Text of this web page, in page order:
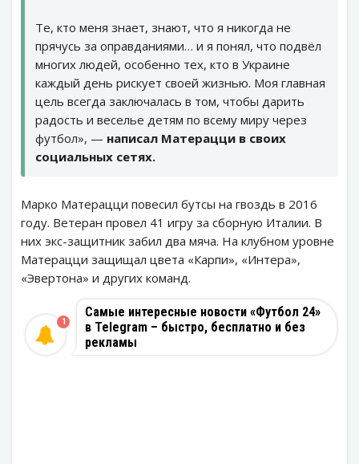
Те, кто меня знает, знают, что я никогда не
прячусь за оправданиями… и я понял, что подвёл
многих людей, особенно тех, кто в Украине
каждый день рискует своей жизнью. Моя главная
цель всегда заключалась в том, чтобы дарить
радость и веселье детям по всему миру через
футбол», — написал Матерацци в своих
социальных сетях.
Марко Матерацци повесил бутсы на гвоздь в 2016
году. Ветеран провел 41 игру за сборную Италии. В
них экс-защитник забил два мяча. На клубном уровне
Матерацци защищал цвета «Карпи», «Интера»,
«Эвертона» и других команд.
Самые интересные новости «Футбол 24»
в Telegram – быстро, бесплатно и без
рекламы
1